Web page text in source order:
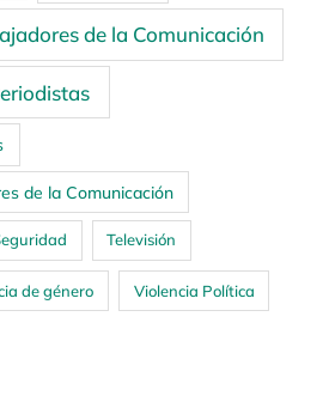
de la Comunicación
de la Comunicación
Televisión
de género Violencia Política